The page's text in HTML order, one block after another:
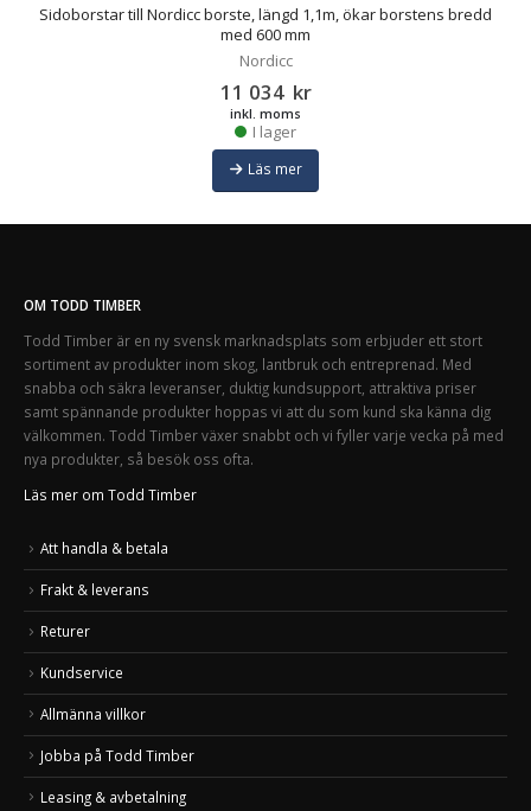
Sidoborstar till Nordicc borste, längd 1,1m, ökar borstens bredd
med 600 mm
Nordicc
11 034 kr
inkl. moms
I lager
Läs mer
OM TODD TIMBER
Todd Timber är en ny svensk marknadsplats som erbjuder ett stort
sortiment av produkter inom skog, lantbruk och entreprenad. Med
snabba och säkra leveranser, duktig kundsupport, attraktiva priser
samt spännande produkter hoppas vi att du som kund ska känna dig
välkommen. Todd Timber växer snabbt och vi fyller varje vecka på med
nya produkter, så besök oss ofta.
Läs mer om Todd Timber
Att handla & betala
Frakt & leverans
Returer
Kundservice
Allmänna villkor
Jobba på Todd Timber
Leasing & avbetalning